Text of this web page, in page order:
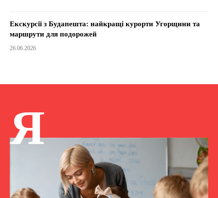
Екскурсії з Будапешта: найкращі курорти Угорщини та
маршрути для подорожей
26.06.2026
Я